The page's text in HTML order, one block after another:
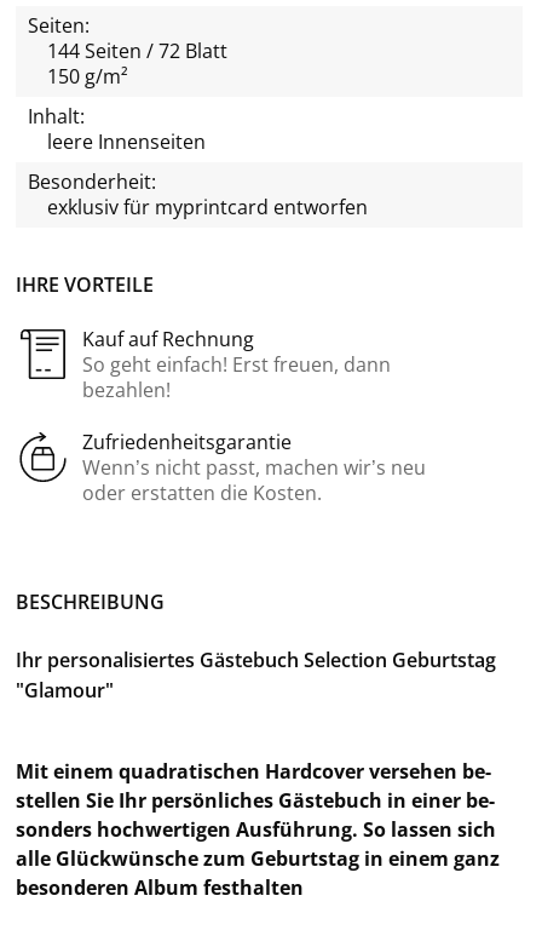
IHRE VORTEILE
Kauf auf Rechnung
So geht einfach! Erst freuen, dann
bezahlen!
Zufriedenheitsgarantie
Wenn’s nicht passt, machen wir’s neu
oder erstatten die Kosten.
Seiten:
144 Seiten / 72 Blatt
150 g/m²
Inhalt:
leere Innenseiten
Besonderheit:
exklusiv für myprintcard entworfen
BE­SCHREI­BUNG
Ihr per­so­na­li­sier­tes Gäs­te­buch Selec­tion Ge­burts­tag
"Gla­mour"
Mit einem qua­dra­ti­schen Hard­co­ver ver­se­hen be­
stel­len Sie Ihr per­sön­li­ches Gäs­te­buch in einer be­
son­ders hoch­wer­ti­gen Aus­füh­rung. So las­sen sich
alle Glück­wün­sche zum Ge­burts­tag in einem ganz
be­son­de­ren Album fest­hal­ten